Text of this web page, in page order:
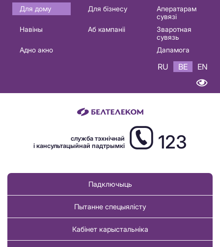
Основная
навигация
Для дому Для бізнесу
Аператарам
сувязі
Навіны
Аб кампаніі
Зваротная
сувязь
Адно акно
Дапамога
RU BE EN
служба тэхнічнай
і кансультацыйнай падтрымкі
123
Падключыць
Пытанне спецыялісту
Кабінет карыстальніка